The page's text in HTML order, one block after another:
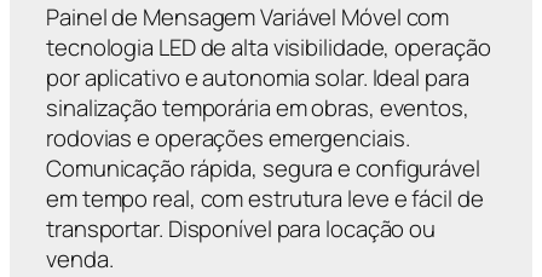
Painel de Mensagem Variável Móvel com
tecnologia LED de alta visibilidade, operação
por aplicativo e autonomia solar. Ideal para
sinalização temporária em obras, eventos,
rodovias e operações emergenciais.
Comunicação rápida, segura e configurável
em tempo real, com estrutura leve e fácil de
transportar. Disponível para locação ou
venda.